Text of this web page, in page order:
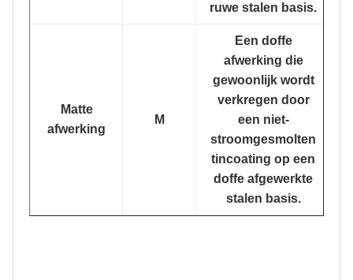
ruwe stalen basis.
Matte
afwerking
M
Een doffe
afwerking die
gewoonlijk wordt
verkregen door
een niet-
stroomgesmolten
tincoating op een
doffe afgewerkte
stalen basis.